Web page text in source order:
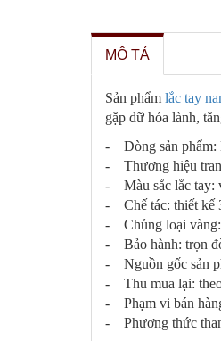
MÔ TẢ
Sản phẩm lắc tay
gặp dữ hóa lành,
- Dòng sản phẩm:
- Thương hiệu
- Màu sắc lắc tay:
- Chế tác: thiết kế
- Chủng loại vàng:
- Bảo hành: trọn
- Nguồn gốc sản
- Thu mua lại:
- Phạm vi bán
- Phương thức